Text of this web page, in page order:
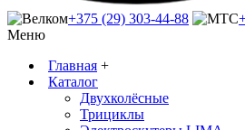
+375 (29) 303-44-88
Меню
Главная +
Каталог
Двухколёсные
Трициклы